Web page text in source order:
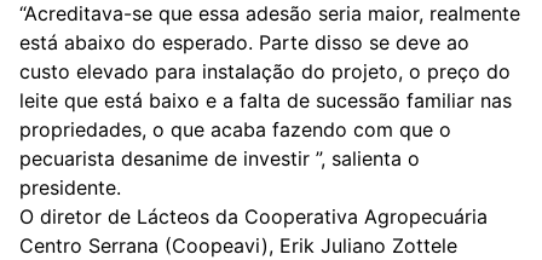
“Acreditava-se que essa adesão seria maior, realmente
está abaixo do esperado. Parte disso se deve ao
custo elevado para instalação do projeto, o preço do
leite que está baixo e a falta de sucessão familiar nas
propriedades, o que acaba fazendo com que o
pecuarista desanime de investir ”, salienta o
presidente.
O diretor de Lácteos da Cooperativa Agropecuária
Centro Serrana (Coopeavi), Erik Juliano Zottele